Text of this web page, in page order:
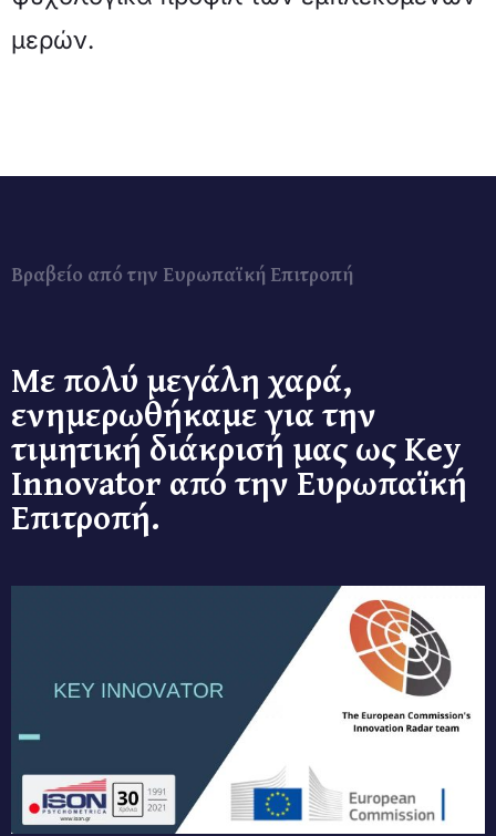
μερών.
Βραβείο από την Ευρωπαϊκή Επιτροπή
Με πολύ μεγάλη χαρά,
ενημερωθήκαμε για την
τιμητική διάκρισή μας ως Key
Innovator από την Ευρωπαϊκή
Επιτροπή.